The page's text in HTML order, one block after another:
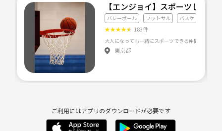
【エンジョイ】スポーツしまし
バレーボール フットサル バスケ
★★★★★ 183件
東京都
ご利用にはアプリのダウンロードが必要です